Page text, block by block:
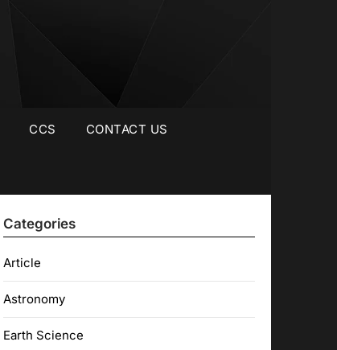
CCS CONTACT US
Categories
Article
Astronomy
Earth Science